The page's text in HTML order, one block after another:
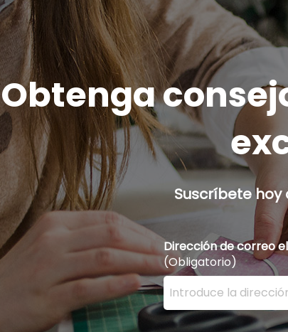
Obtenga
Suscríbete
Dirección de correo
(Obligatorio)
Ingrese su dirección